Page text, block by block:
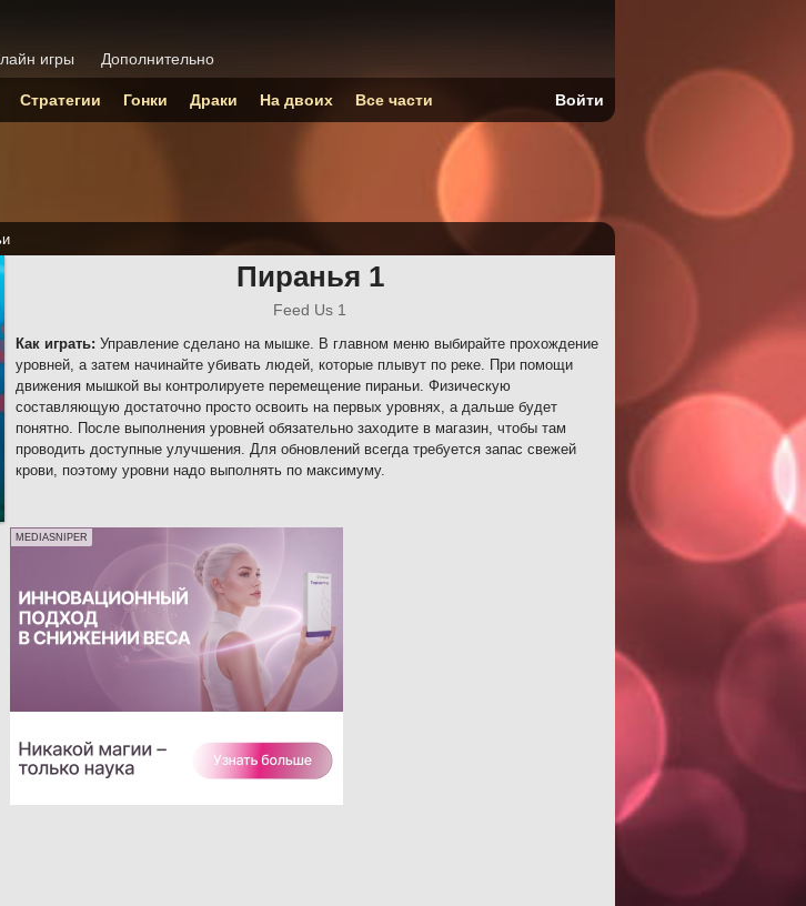
Пиранья 1
Feed Us 1
Как играть: Управление сделано на мышке. В главном меню выбирайте прохождение
уровней, а затем начинайте убивать людей, которые плывут по реке. При помощи
движения мышкой вы контролируете перемещение пираньи. Физическую
составляющую достаточно просто освоить на первых уровнях, а дальше будет
понятно. После выполнения уровней обязательно заходите в магазин, чтобы там
проводить доступные улучшения. Для обновлений всегда требуется запас свежей
крови, поэтому уровни надо выполнять по максимуму.
MEDIASNIPER
игры Дополнительно
Стратегии Гонки Драки На двоих Все части Войти